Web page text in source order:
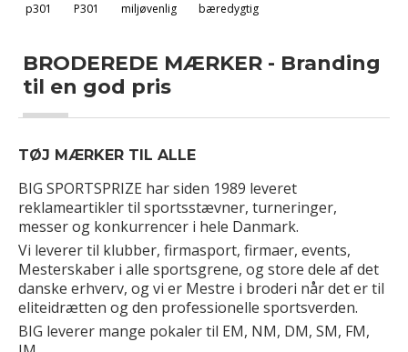
p301
P301 miljøvenlig bæredygtig
BRODEREDE MÆRKER - Branding
til en god pris
TØJ MÆRKER TIL ALLE
BIG SPORTSPRIZE har siden 1989 leveret
reklameartikler til sportsstævner, turneringer,
messer og konkurrencer i hele Danmark.
Vi leverer til klubber, firmasport, firmaer, events,
Mesterskaber i alle sportsgrene, og store dele af det
danske erhverv, og vi er Mestre i broderi når det er til
eliteidrætten og den professionelle sportsverden.
BIG leverer mange pokaler til EM, NM, DM, SM, FM,